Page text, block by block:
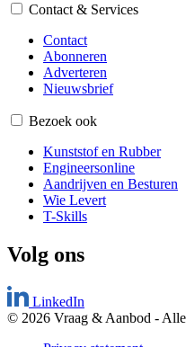
Contact & Services
Contact
Abonneren
Adverteren
Nieuwsbrief
Bezoek ook
Kunststof en Rubber
Engineersonline
Aandrijven en Besturen
Wie Levert
T-Skills
Volg ons
LinkedIn
© 2026 Vraag & Aanbod -